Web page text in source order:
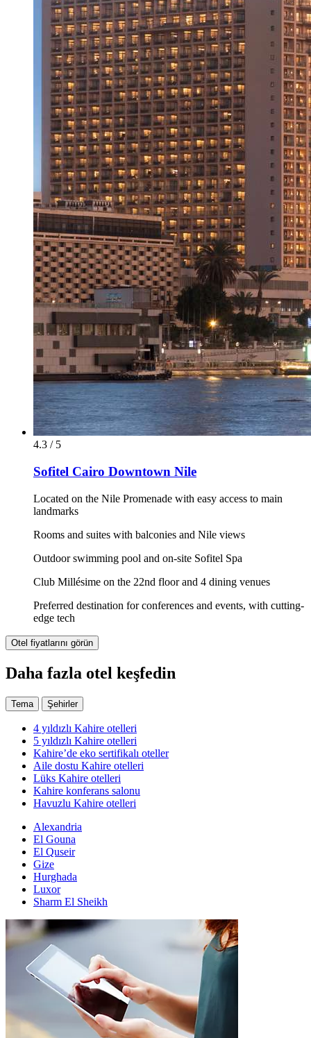
4.3 / 5
Sofitel Cairo Downtown Nile
Located on the Nile Promenade with easy access to main
landmarks
Rooms and suites with balconies and Nile views
Outdoor swimming pool and on-site Sofitel Spa
Club Millésime on the 22nd floor and 4 dining venues
Preferred destination for conferences and events, with cutting-
edge tech
Otel fiyatlarını görün
Daha fazla otel keşfedin
Tema Şehirler
4 yıldızlı Kahire otelleri
5 yıldızlı Kahire otelleri
Kahire’de eko sertifikalı oteller
Aile dostu Kahire otelleri
Lüks Kahire otelleri
Kahire konferans salonu
Havuzlu Kahire otelleri
Alexandria
El Gouna
El Quseir
Gize
Hurghada
Luxor
Sharm El Sheikh